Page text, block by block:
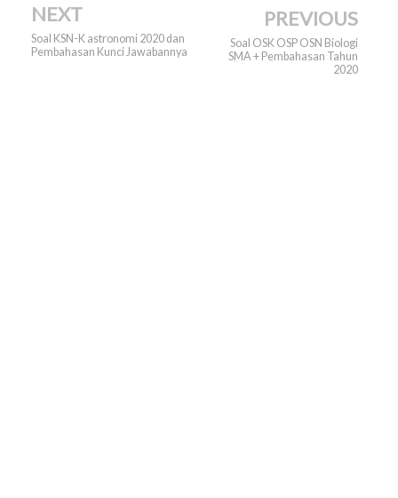
NEXT
Soal KSN-K astronomi 2020 dan
Pembahasan Kunci Jawabannya
PREVIOUS
Soal OSK OSP OSN Biologi
SMA + Pembahasan Tahun
2020